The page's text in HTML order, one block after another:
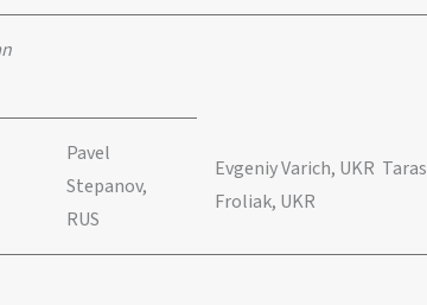
Pavel
Stepanov,
RUS
Evgeniy Varich, UKR Taras
Froliak, UKR